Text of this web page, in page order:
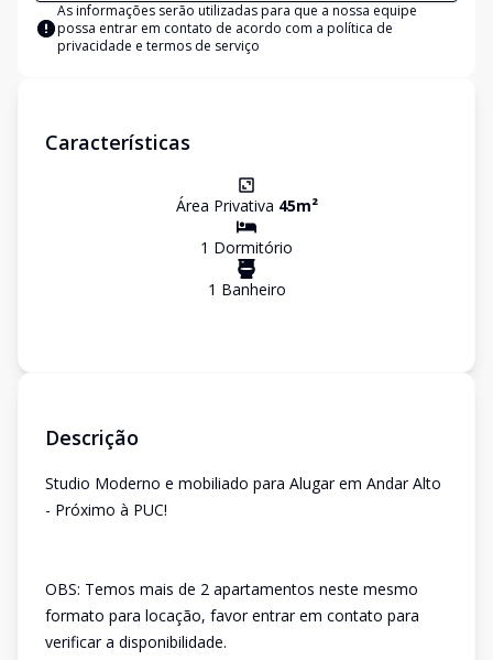
As informações serão utilizadas para que a nossa equipe
possa entrar em contato de acordo com a política de
privacidade e termos de serviço
Características
Área Privativa 45m²
1 Dormitório
1 Banheiro
Descrição
Studio Moderno e mobiliado para Alugar em Andar Alto
- Próximo à PUC!
OBS: Temos mais de 2 apartamentos neste mesmo
formato para locação, favor entrar em contato para
verificar a disponibilidade.